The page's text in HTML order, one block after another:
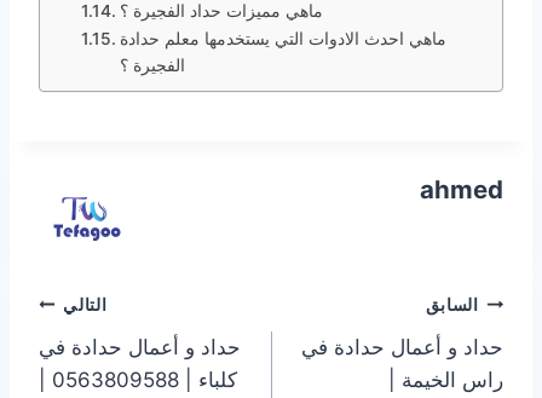
ماهي مميزات حداد الفجيرة ؟
ماهي احدث الادوات التي يستخدمها معلم حدادة
الفجيرة ؟
ahmed
تصفّح
المقالات
السابق
حداد و أعمال حدادة في
راس الخيمة |
التالي
حداد و أعمال حدادة في